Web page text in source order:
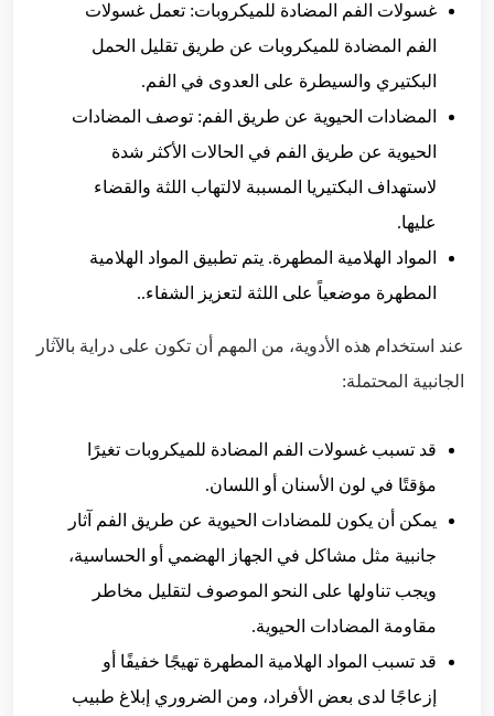
غسولات الفم المضادة للميكروبات: تعمل غسولات
الفم المضادة للميكروبات عن طريق تقليل الحمل
البكتيري والسيطرة على العدوى في الفم.
المضادات الحيوية عن طريق الفم: توصف المضادات
الحيوية عن طريق الفم في الحالات الأكثر شدة
لاستهداف البكتيريا المسببة لالتهاب اللثة والقضاء
عليها.
المواد الهلامية المطهرة. يتم تطبيق المواد الهلامية
المطهرة موضعياً على اللثة لتعزيز الشفاء..
عند استخدام هذه الأدوية، من المهم أن تكون على دراية بالآثار
الجانبية المحتملة:
قد تسبب غسولات الفم المضادة للميكروبات تغيرًا
مؤقتًا في لون الأسنان أو اللسان.
يمكن أن يكون للمضادات الحيوية عن طريق الفم آثار
جانبية مثل مشاكل في الجهاز الهضمي أو الحساسية،
ويجب تناولها على النحو الموصوف لتقليل مخاطر
مقاومة المضادات الحيوية.
قد تسبب المواد الهلامية المطهرة تهيجًا خفيفًا أو
إزعاجًا لدى بعض الأفراد، ومن الضروري إبلاغ طبيب